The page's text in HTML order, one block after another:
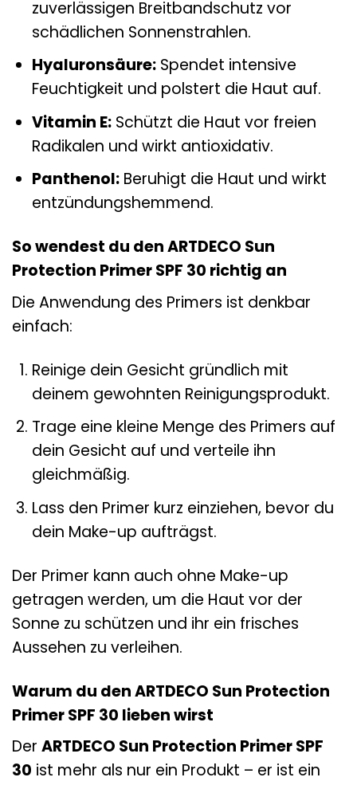
zuverlässigen Breitbandschutz vor
schädlichen Sonnenstrahlen.
Hyaluronsäure:Spendet intensive
Feuchtigkeit und polstert die Haut auf.
Vitamin E:Schützt die Haut vor freien
Radikalen und wirkt antioxidativ.
Panthenol:Beruhigt die Haut und wirkt
entzündungshemmend.
So wendest du den ARTDECO Sun
Protection Primer SPF 30 richtig an
Die Anwendung des Primers ist denkbar
einfach:
Reinige dein Gesicht gründlich mit
deinem gewohnten Reinigungsprodukt.
Trage eine kleine Menge des Primers auf
dein Gesicht auf und verteile ihn
gleichmäßig.
Lass den Primer kurz einziehen, bevor du
dein Make-up aufträgst.
Der Primer kann auch ohne Make-up
getragen werden, um die Haut vor der
Sonne zu schützen und ihr ein frisches
Aussehen zu verleihen.
Warum du den ARTDECO Sun Protection
Primer SPF 30 lieben wirst
Der ARTDECO Sun Protection Primer SPF
30 ist mehr als nur ein Produkt – er ist ein